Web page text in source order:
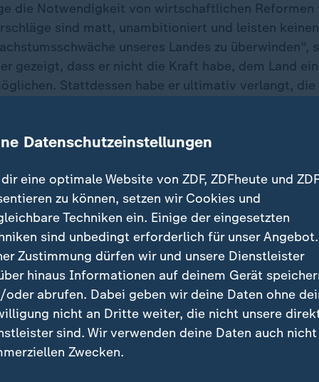
die Notwendigkeit von wirtschaftlichen Reformen
sind matt, unambitioniert und leisten
unseres Landes zu überwinden",
gezeigt, dass er nicht die Kraft habe, dem Land
Stattdessen habe er ultimativ verlangt, die
auszusetzen. "Dem konnte ich nicht zustimmen,
hätte", so Lindner.
vorbereitetes Statement vom
dass es Olaf Scholz längst
alle tragfähige Einigung ging,
Bruch dieser Koalition.
in anderer Koalition bereit,
Datenschutzeinstellungen
eine optimale Website von ZDF, ZDFheute und
zu können, setzen wir Cookies und
Techniken ein. Einige der eingesetzten
sind unbedingt erforderlich für unser
Zustimmung dürfen wir und unsere Dienstleister
hinaus Informationen auf deinem Gerät
oder abrufen. Dabei geben wir deine Daten ohne
nicht an Dritte weiter, die nicht unsere
sind. Wir verwenden deine Daten auch nicht
Zwecken.